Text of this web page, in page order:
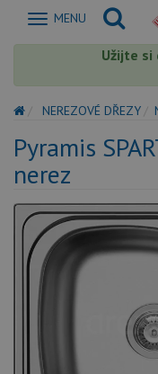
Zobrazit
MENU
Užijte si
NEREZOVÉ DŘEZY
Pyramis
nerez